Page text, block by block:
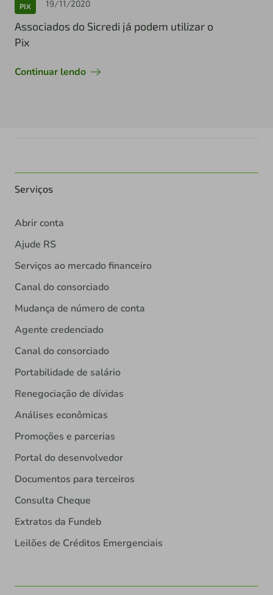
PIX 19/11/2020
Associados do Sicredi já podem utilizar o
Pix
Continuar lendo
Serviços
Abrir conta
Ajude RS
Serviços ao mercado financeiro
Canal do consorciado
Mudança de número de conta
Agente credenciado
Canal do consorciado
Portabilidade de salário
Renegociação de dívidas
Análises econômicas
Promoções e parcerias
Portal do desenvolvedor
Documentos para terceiros
Consulta Cheque
Extratos da Fundeb
Leilões de Créditos Emergenciais